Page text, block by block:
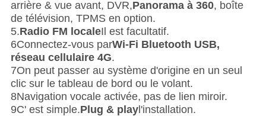
arrière & vue avant, DVR,Panorama à 360, boîte
de télévision, TPMS en option.
5.Radio FM localeIl est facultatif.
6Connectez-vous parWi-Fi Bluetooth USB,
réseau cellulaire 4G.
7On peut passer au système d'origine en un seul
clic sur le tableau de bord ou le volant.
8Navigation vocale activée, pas de lien miroir.
9C' est simple.Plug & playl'installation.